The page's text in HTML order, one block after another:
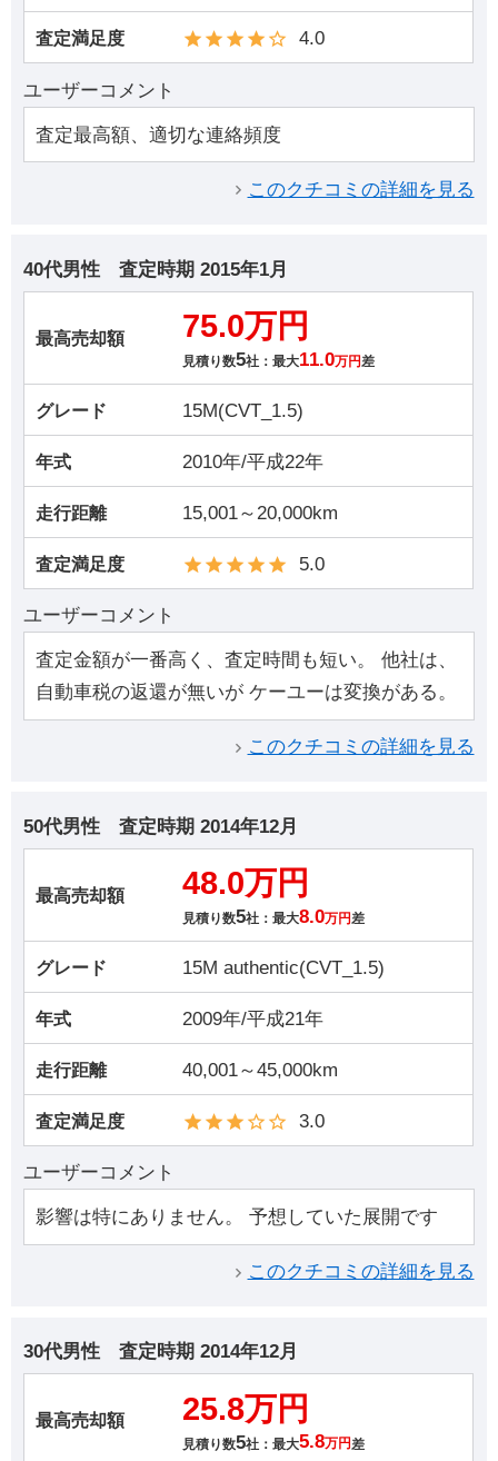
査定満足度 4.0
ユーザーコメント
査定最高額、適切な連絡頻度
このクチコミの詳細を見る
40代男性 査定時期 2015年1月
最高売却額 75.0万円
見積り数5社：最大11.0万円差
グレード 15M(CVT_1.5)
年式 2010年/平成22年
走行距離 15,001～20,000km
査定満足度 5.0
ユーザーコメント
査定金額が一番高く、査定時間も短い。 他社は、
自動車税の返還が無いが ケーユーは変換がある。
このクチコミの詳細を見る
50代男性 査定時期 2014年12月
最高売却額 48.0万円
見積り数5社：最大8.0万円差
グレード 15M authentic(CVT_1.5)
年式 2009年/平成21年
走行距離 40,001～45,000km
査定満足度 3.0
ユーザーコメント
影響は特にありません。 予想していた展開です
このクチコミの詳細を見る
30代男性 査定時期 2014年12月
最高売却額 25.8万円
見積り数5社：最大5.8万円 差